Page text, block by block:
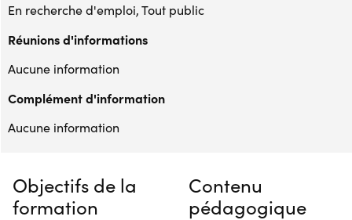
En recherche d'emploi, Tout public
Réunions d'informations
Aucune information
Complément d'information
Aucune information
Objectifs de la
formation
Contenu
pédagogique